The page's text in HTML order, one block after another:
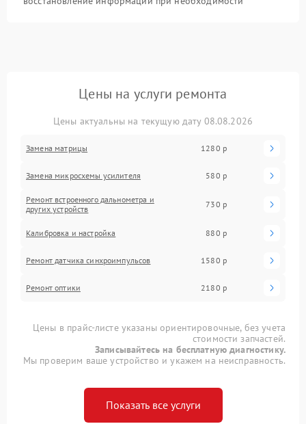
Цены на услуги ремонта
Цены актуальны на текущую дату 08.08.2026
Замена матрицы 1280 р
Замена микросхемы усилителя 580 р
Ремонт встроенного дальнометра и
других устройств
730 р
Калибровка и настройка 880 р
Ремонт датчика синхроимпульсов 1580 р
Ремонт оптики 2180 р
Цены в прайс-листе указаны ориентировочные, без учета
стоимости запчастей.
Записывайтесь на бесплатную диагностику.
Мы проверим ваше устройство и укажем на неисправность.
Показать все услуги